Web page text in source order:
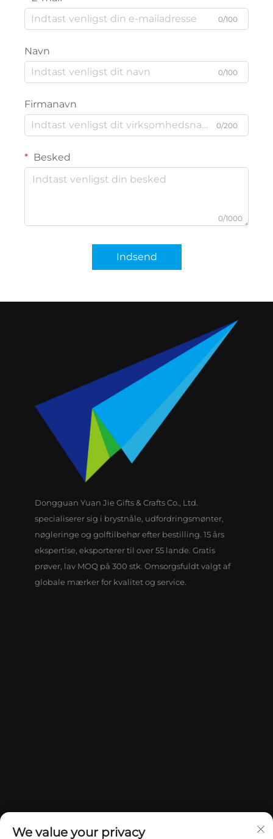
0/100
Navn
0/100
Firmanavn
0/200
Besked
0/1000
Indsend
Dongguan Yuan Jie Gifts & Crafts Co., Ltd.
specialiserer sig i brystnåle, udfordringsmønter,
nøgleringe og golftilbehør efter bestilling. 15 års
ekspertise, eksporterer til over 55 lande. Gratis
prøver, lav MOQ på 300 stk. Omsorgsfuldt valgt af
globale mærker for kvalitet og service.
We value your privacy